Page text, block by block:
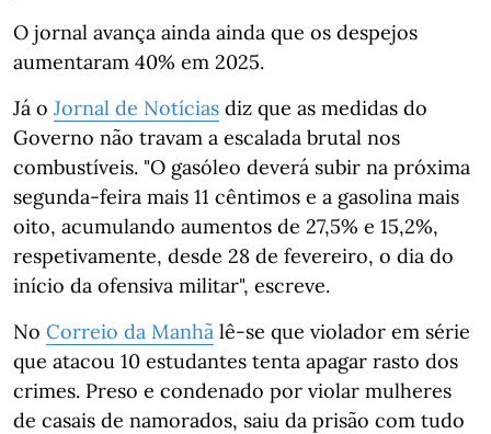
O jornal avança ainda ainda que os despejos
aumentaram 40% em 2025.
Já o Jornal de Notícias diz que as medidas do
Governo não travam a escalada brutal nos
combustíveis. "O gasóleo deverá subir na próxima
segunda-feira mais 11 cêntimos e a gasolina mais
oito, acumulando aumentos de 27,5% e 15,2%,
respetivamente, desde 28 de fevereiro, o dia do
início da ofensiva militar", escreve.
No Correio da Manhã lê-se que violador em série
que atacou 10 estudantes tenta apagar rasto dos
crimes. Preso e condenado por violar mulheres
de casais de namorados, saiu da prisão com tudo